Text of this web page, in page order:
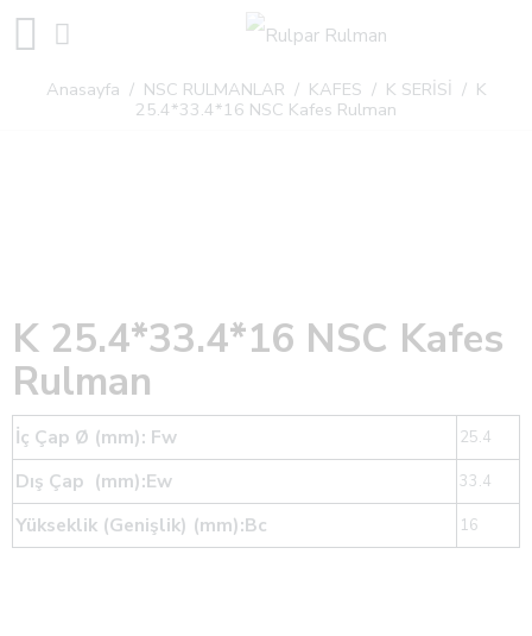
Anasayfa / NSC RULMANLAR / KAFES / K SERİSİ / K
25.4*33.4*16 NSC Kafes Rulman
K 25.4*33.4*16 NSC Kafes
Rulman
İç Çap Ø (mm): Fw 25.4
Dış Çap (mm):Ew 33.4
Yükseklik (Genişlik) (mm):Bc 16